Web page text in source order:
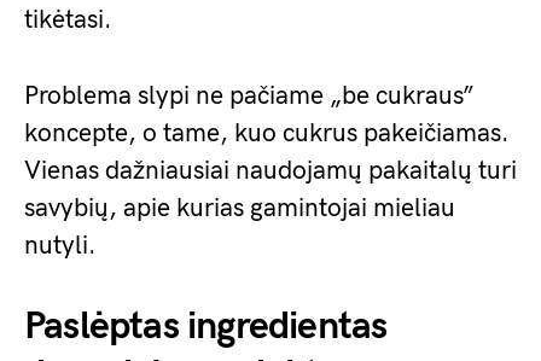
tikėtasi.
Problema slypi ne pačiame „be cukraus”
koncepte, o tame, kuo cukrus pakeičiamas.
Vienas dažniausiai naudojamų pakaitalų turi
savybių, apie kurias gamintojai mieliau
nutyli.
Paslėptas ingredientas